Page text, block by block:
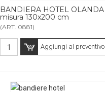
BANDIERA HOTEL OLANDA
misura 130x200 cm
(ART. 0881)
Aggiungi al preventivo